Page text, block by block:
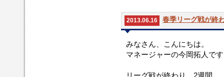
2013.06.16 春季リーグ戦が終
みなさん、こんにちは。
マネージャーの今岡拓人で
リーグ戦が終わり、2週間。